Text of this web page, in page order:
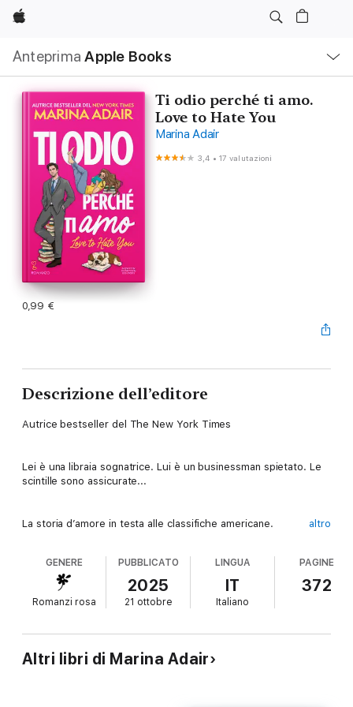
Apple
Anteprima Apple Books
locale
Apri
Menu
Ti odio perché ti amo.
Love to Hate You
Marina Adair
3,4 •17 valutazioni
0,99 €
Descrizione dell’editore
Autrice bestseller del The New York Times
Lei è una libraia sognatrice. Lui è un businessman spietato. Le
scintille sono assicurate...
La storia d’amore in testa alle classifiche americane.
«Marina Adair non delude mai.»
Love to Hate You
Summer Russo crede fermamente nel potere del destino e del
vero amore. Per questo, ha aperto una libreria specializzata in
romance. Il suo business ha appena cominciato a decollare,
altro
GENERE
Romanzi rosa
PUBBLICATO
2025
21 ottobre
LINGUA
IT
Italiano
PAGINE
372
Altri libri di Marina Adair